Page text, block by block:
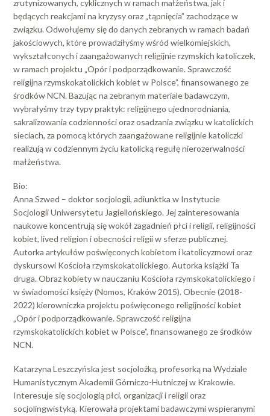
zrutynizowanych, cyklicznych w ramach małżeństwa, jak i
będących reakcjami na kryzysy oraz „tąpnięcia” zachodzące w
związku. Odwołujemy się do danych zebranych w ramach badań
jakościowych, które prowadziłyśmy wśród wielkomiejskich,
wykształconych i zaangażowanych religijnie rzymskich katoliczek,
w ramach projektu „Opór i podporządkowanie. Sprawczość
religijna rzymskokatolickich kobiet w Polsce”, finansowanego ze
środków NCN. Bazując na zebranym materiale badawczym,
wybrałyśmy trzy typy praktyk: religijnego ujednorodniania,
sakralizowania codzienności oraz osadzania związku w katolickich
sieciach, za pomocą których zaangażowane religijnie katoliczki
realizują w codziennym życiu katolicką regułę nierozerwalności
małżeństwa.
Bio:
Anna Szwed – doktor socjologii, adiunktka w Instytucie
Socjologii Uniwersytetu Jagiellońskiego. Jej zainteresowania
naukowe koncentrują się wokół zagadnień płci i religii, religijności
kobiet, lived religion i obecności religii w sferze publicznej.
Autorka artykułów poświęconych kobietom i katolicyzmowi oraz
dyskursowi Kościoła rzymskokatolickiego. Autorka książki Ta
druga. Obraz kobiety w nauczaniu Kościoła rzymskokatolickiego i
w świadomości księży (Nomos, Kraków 2015). Obecnie (2018-
2022) kierowniczka projektu poświęconego religijności kobiet
„Opór i podporządkowanie. Sprawczość religijna
rzymskokatolickich kobiet w Polsce”, finansowanego ze środków
NCN.
Katarzyna Leszczyńska jest socjolożką, profesorką na Wydziale
Humanistycznym Akademii Górniczo-Hutniczej w Krakowie.
Interesuje się socjologią płci, organizacji i religii oraz
socjolingwistyką. Kierowała projektami badawczymi wspieranymi